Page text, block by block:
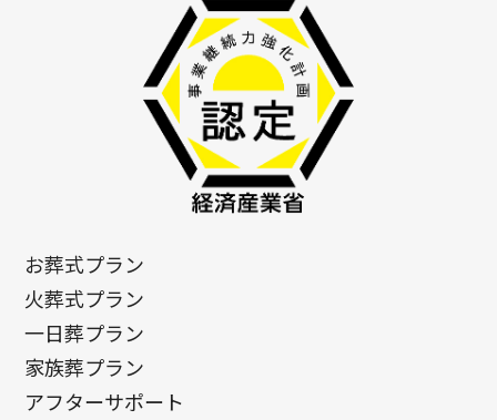
お葬式プラン
火葬式プラン
一日葬プラン
家族葬プラン
アフターサポート